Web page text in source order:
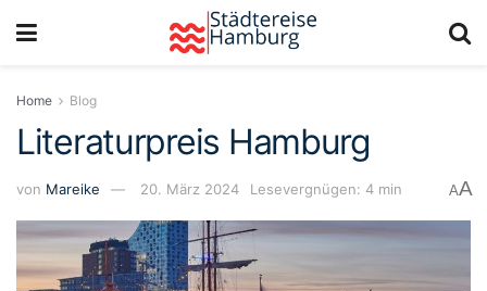
Home Blog
Literaturpreis Hamburg
von Mareike 20. März 2024 Lesevergnügen: 4 min AA